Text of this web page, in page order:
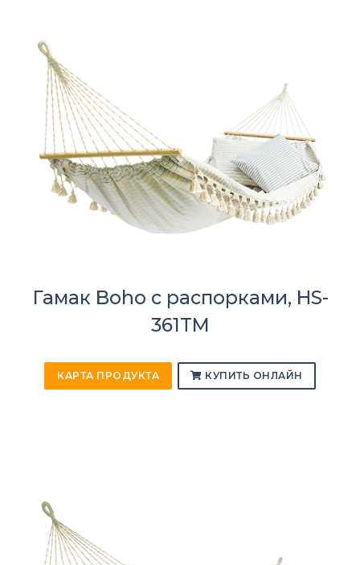
Гамак Boho с распорками, HS-
361TM
КАРТА ПРОДУКТА КУПИТЬ ОНЛАЙН